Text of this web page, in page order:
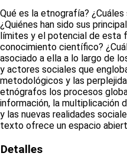
Qué es la etnografía?
¿Quiénes han sido sus
límites y el potencial de esta
conocimiento científico?
asociado a ella a lo largo de
y actores sociales que
metodológicos y las
etnógrafos los procesos
información, la multiplicación
y las nuevas realidades
texto ofrece un espacio
Detalles